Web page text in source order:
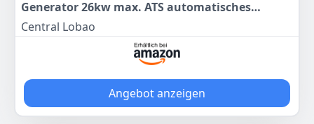
Generator 26kw max. ATS automatisches
Netzausfall-Start 400v 4-Zyl 1500 U/min
Wasserkühlung (30kVA 400v)
Central Lobao
Angebot anzeigen